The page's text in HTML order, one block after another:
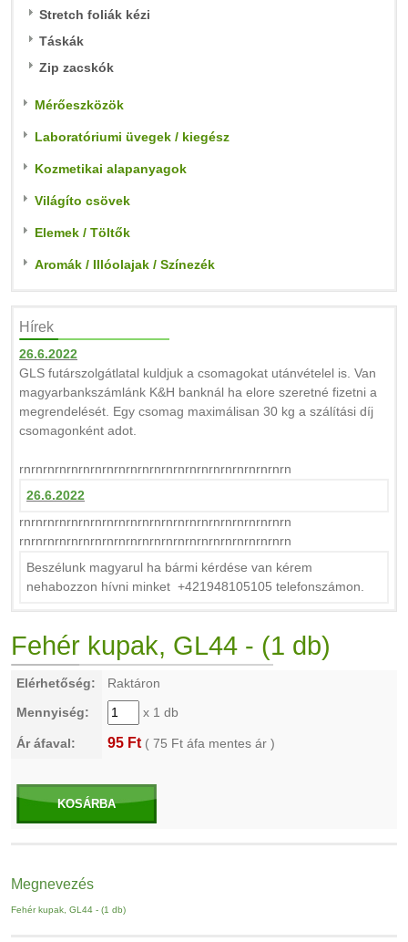
Stretch foliák kézi
Táskák
Zip zacskók
Mérőeszközök
Laboratóriumi üvegek / kiegész
Kozmetikai alapanyagok
Világíto csövek
Elemek / Töltők
Aromák / Illóolajak / Színezék
Hírek
26.6.2022
GLS futárszolgátlatal kuldjuk a csomagokat utánvételel is. Van
magyarbankszámlánk K&H banknál ha elore szeretné fizetni a
megrendelését. Egy csomag maximálisan 30 kg a szálítási díj
csomagonként adot.
rnrnrnrnrnrnrnrnrnrnrnrnrnrnrnrnrnrnrnrnrnrnrn
26.6.2022
rnrnrnrnrnrnrnrnrnrnrnrnrnrnrnrnrnrnrnrnrnrnrn
rnrnrnrnrnrnrnrnrnrnrnrnrnrnrnrnrnrnrnrnrnrnrn
Beszélunk magyarul ha bármi kérdése van kérem
nehabozzon hívni minket +421948105105 telefonszámon.
Fehér kupak, GL44 - (1 db)
Elérhetőség:
Raktáron
Mennyiség:
x 1 db
Ár áfaval: 95 Ft ( 75 Ft áfa mentes ár )
KOSÁRBA
Megnevezés
Fehér kupak, GL44 - (1 db)